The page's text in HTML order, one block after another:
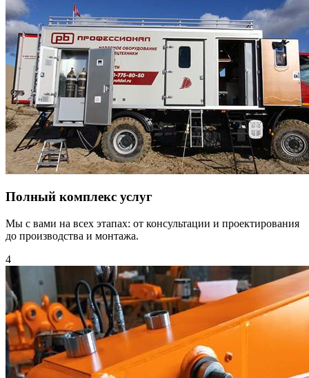
Полный комплекс услуг
Мы с вами на всех этапах: от консультации и проектирования
до производства и монтажа.
4